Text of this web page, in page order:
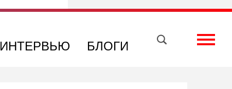
ИНТЕРВЬЮ БЛОГИ
ВконтактеТелеграм